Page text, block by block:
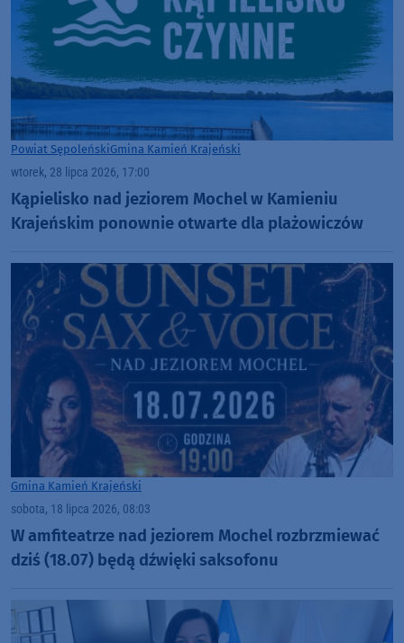
Powiat SępoleńskiGmina Kamień Krajeński
wtorek, 28 lipca 2026, 17:00
Kąpielisko nad jeziorem Mochel w Kamieniu
Krajeńskim ponownie otwarte dla plażowiczów
Gmina Kamień Krajeński
sobota, 18 lipca 2026, 08:03
W amfiteatrze nad jeziorem Mochel rozbrzmiewać
dziś (18.07) będą dźwięki saksofonu